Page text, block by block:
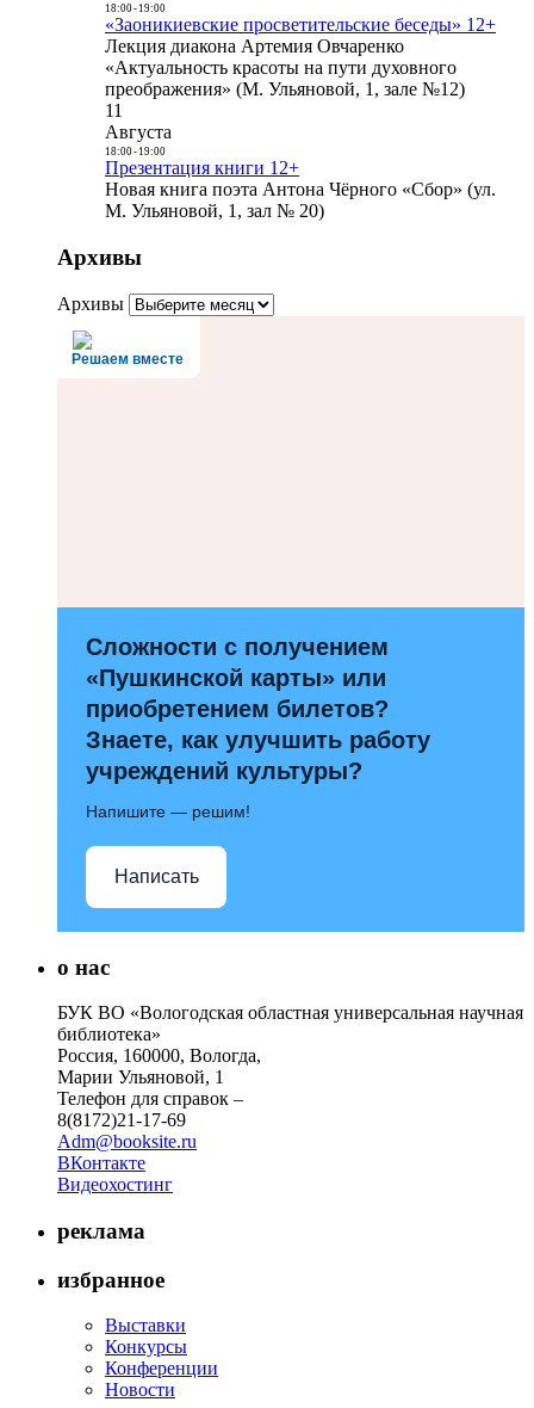
18:00- 19:00
«Заоникиевские просветительские беседы» 12+
Лекция диакона Артемия Овчаренко
«Актуальность красоты на пути духовного
преображения» (М. Ульяновой, 1, зале №12)
11
Августа
18:00- 19:00
Презентация книги 12+
Новая книга поэта Антона Чёрного «Сбор» (ул.
М. Ульяновой, 1, зал № 20)
Архивы
Архивы
Решаем вместе
Сложности с получением
«Пушкинской карты» или
приобретением билетов?
Знаете, как улучшить работу
учреждений культуры?
Напишите — решим!
Написать
о нас
БУК ВО «Вологодская областная универсальная научная
библиотека»
Россия, 160000, Вологда,
Марии Ульяновой, 1
Телефон для справок –
8(8172)21-17-69
Adm@booksite.ru
ВКонтакте
Видеохостинг
реклама
избранное
Выставки
Конкурсы
Конференции
Новости